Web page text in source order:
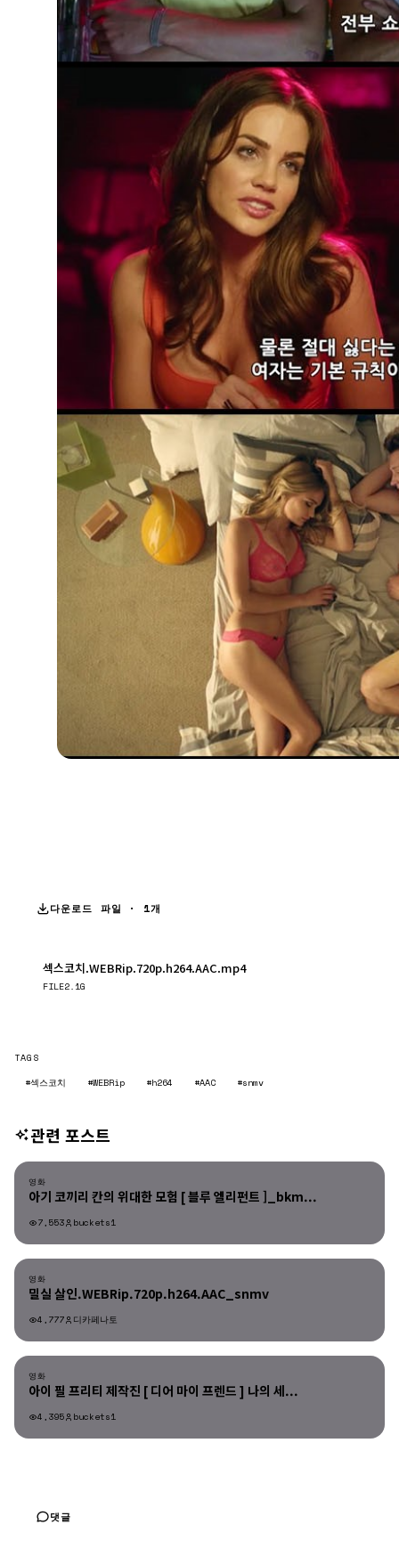
다운로드 파일 · 1개
섹스코치.WEBRip.720p.h264.AAC.mp4
FILE2.1G
TAGS
#섹스코치
#WEBRip #h264 #AAC #snmv
관련 포스트
영화
영화
아기 코끼리 칸의 위대한 모험 [ 블루 엘리펀트 ]_bkm...
7,553 buckets1
영화
밀실 살인.WEBRip.720p.h264.AAC_snmv
4,777 디카페나토
영화
아이 필 프리티 제작진 [ 디어 마이 프렌드 ] 나의 세...
4,395 buckets1
댓글